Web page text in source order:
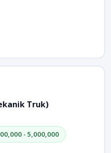
Truk)
- 5,000,000